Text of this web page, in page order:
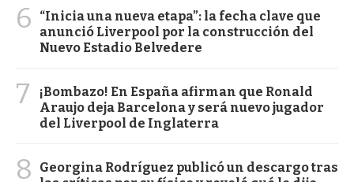
6
“Inicia una nueva etapa”: la fecha clave que
anunció Liverpool por la construcción del
Nuevo Estadio Belvedere
7
¡Bombazo! En España afirman que Ronald
Araujo deja Barcelona y será nuevo jugador
del Liverpool de Inglaterra
8
Georgina Rodríguez publicó un descargo tras